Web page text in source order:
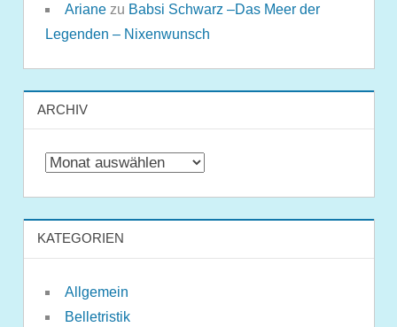
Arianezu Babsi Schwarz –Das Meer der
Legenden – Nixenwunsch
ARCHIV
Archiv
KATEGORIEN
Allgemein
Belletristik